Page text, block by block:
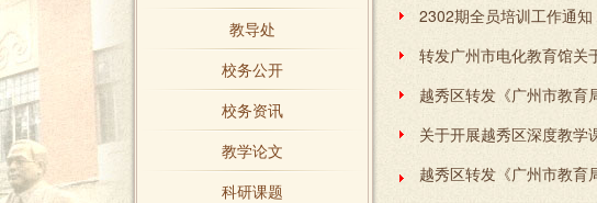
教导处
校务公开
校务资讯
教学论文
科研课题
2302期全员培训工作通知